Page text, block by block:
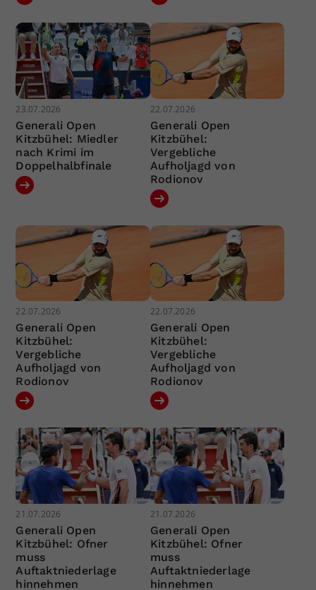
23.07.2026
Generali Open
Kitzbühel: Miedler
nach Krimi im
Doppelhalbfinale
22.07.2026
Generali Open
Kitzbühel:
Vergebliche
Aufholjagd von
Rodionov
22.07.2026
Generali Open
Kitzbühel:
Vergebliche
Aufholjagd von
Rodionov
22.07.2026
Generali Open
Kitzbühel:
Vergebliche
Aufholjagd von
Rodionov
21.07.2026
Generali Open
Kitzbühel: Ofner
muss
Auftaktniederlage
hinnehmen
21.07.2026
Generali Open
Kitzbühel: Ofner
muss
Auftaktniederlage
hinnehmen